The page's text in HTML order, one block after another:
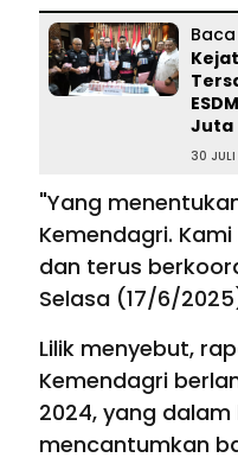
Juta
30
"Yang
Kemendagri.
dan terus
Selasa (17/6/
Lilik menyebut,
Kemendagri
2024, yang
mencantumkan